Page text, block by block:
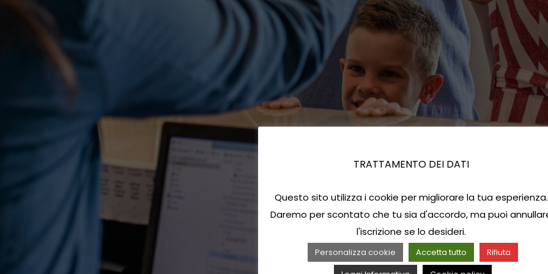
TRATTAMENTO DEI DATI
Questo sito utilizza i cookie per migliorare la tua esperienza.
Daremo per scontato che tu sia d'accordo, ma puoi
l'iscrizione se lo desideri.
Personalizza cookie Accetta tutto
Rifiuta